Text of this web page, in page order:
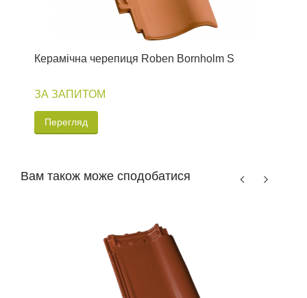
Керамічна черепиця Roben Bornholm S
ЗА ЗАПИТОМ
Перегляд
Вам також може сподобатися